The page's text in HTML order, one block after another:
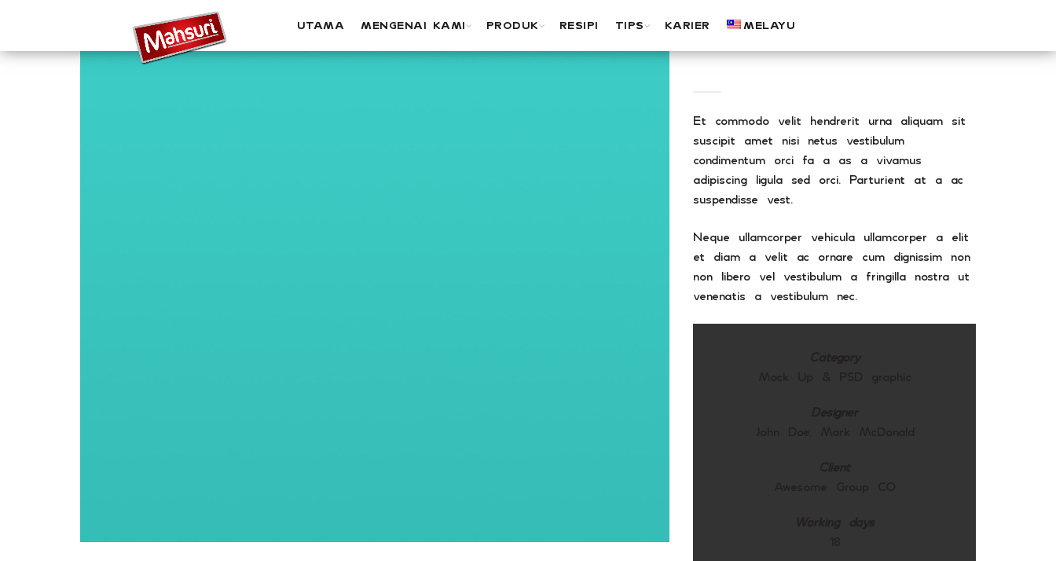
UTAMA MENGENAI KAMI PRODUK RESIPI TIPS KARIER MELAYU
DEFAULT PROJECT
Et commodo velit hendrerit urna aliquam sit
suscipit amet nisi netus vestibulum
condimentum orci fa a as a vivamus
adipiscing ligula sed orci. Parturient at a ac
suspendisse vest.
Neque ullamcorper vehicula ullamcorper a elit
et diam a velit ac ornare cum dignissim non
non libero vel vestibulum a fringilla nostra ut
venenatis a vestibulum nec.